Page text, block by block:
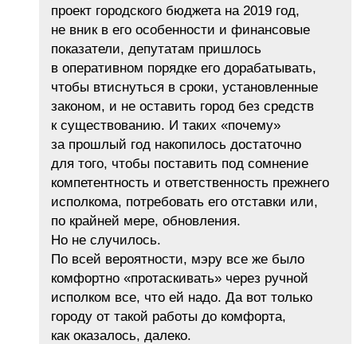
проект городского бюджета на 2019 год,
не вник в его особенности и финансовые
показатели, депутатам пришлось
в оперативном порядке его дорабатывать,
чтобы втиснуться в сроки, установленные
законом, и не оставить город без средств
к существованию. И таких «почему»
за прошлый год накопилось достаточно
для того, чтобы поставить под сомнение
компетентность и ответственность прежнего
исполкома, потребовать его отставки или,
по крайней мере, обновления.
Но не случилось.
По всей вероятности, мэру все же было
комфортно «протаскивать» через ручной
исполком все, что ей надо. Да вот только
городу от такой работы до комфорта,
как оказалось, далеко.